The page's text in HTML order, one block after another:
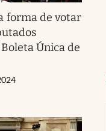
forma de votar
Única de